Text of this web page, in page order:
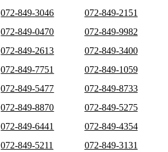
072-849-3046
072-849-2151
072-849-0470
072-849-9982
072-849-2613
072-849-3400
072-849-7751
072-849-1059
072-849-5477
072-849-8733
072-849-8870
072-849-5275
072-849-6441
072-849-4354
072-849-5211
072-849-3131